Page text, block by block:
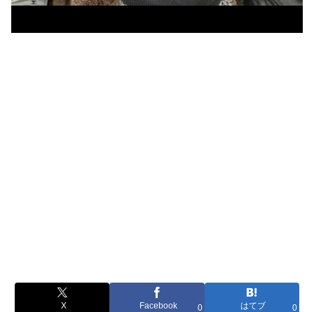
X Facebook 0 はてブ 0